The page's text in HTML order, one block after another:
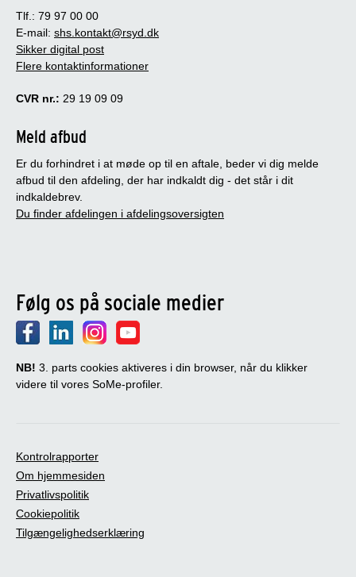
Tlf.: 79 97 00 00
E-mail: shs.kontakt@rsyd.dk
Sikker digital post
Flere kontaktinformationer
CVR nr.: 29 19 09 09
Meld afbud
Er du forhindret i at møde op til en aftale, beder vi dig melde
afbud til den afdeling, der har indkaldt dig - det står i dit
indkaldebrev.
Du finder afdelingen i afdelingsoversigten
Følg os på sociale medier
NB! 3. parts cookies aktiveres i din browser, når du klikker
videre til vores SoMe-profiler.
Kontrolrapporter
Om hjemmesiden
Privatlivspolitik
Cookiepolitik
Tilgængelighedserklæring